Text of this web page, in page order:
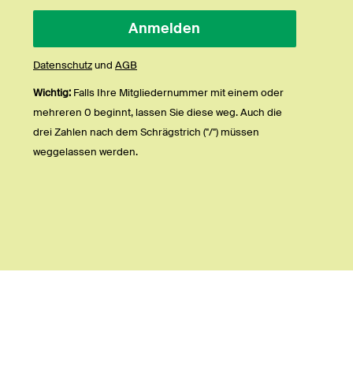
Datenschutzund AGB
Wichtig: Falls Ihre Mitgliedernummer mit einem oder
mehreren 0 beginnt, lassen Sie diese weg. Auch die
drei Zahlen nach dem Schrägstrich ("/") müssen
weggelassen werden.